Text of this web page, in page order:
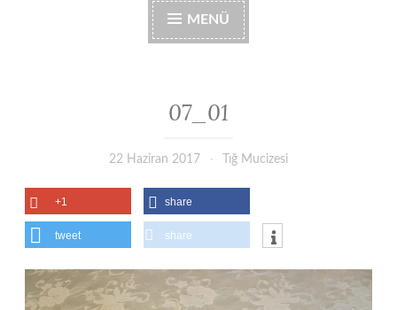
MENÜ
07_01
22 Haziran 2017 Tığ Mucizesi
+1 share
tweet share